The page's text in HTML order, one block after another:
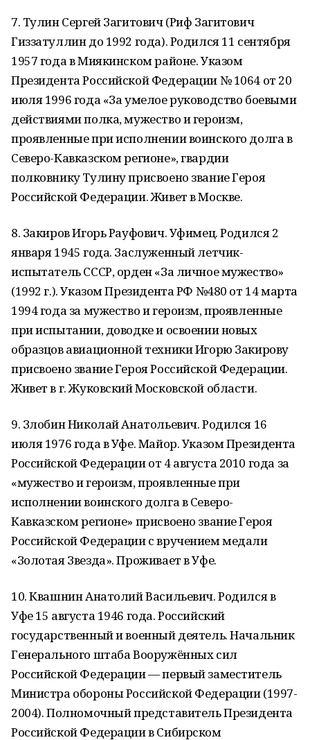
7. Тулин Сергей Загитович (Риф Загитович
Гиззатуллин до 1992 года). Родился 11 сентября
1957 года в Миякинском районе. Указом
Президента Российской Федерации № 1064 от 20
июля 1996 года «За умелое руководство боевыми
действиями полка, мужество и героизм,
проявленные при исполнении воинского долга в
Северо-Кавказском регионе», гвардии
полковнику Тулину присвоено звание Героя
Российской Федерации. Живет в Москве.
8. Закиров Игорь Рауфович. Уфимец. Родился 2
января 1945 года. Заслуженный летчик-
испытатель СССР, орден «За личное мужество»
(1992 г.). Указом Президента РФ №480 от 14 марта
1994 года за мужество и героизм, проявленные
при испытании, доводке и освоении новых
образцов авиационной техники Игорю Закирову
присвоено звание Героя Российской Федерации.
Живет в г. Жуковский Московской области.
9. Злобин Николай Анатольевич. Родился 16
июля 1976 года в Уфе. Майор. Указом Президента
Российской Федерации от 4 августа 2010 года за
«мужество и героизм, проявленные при
исполнении воинского долга в Северо-
Кавказском регионе» присвоено звание Героя
Российской Федерации с вручением медали
«Золотая Звезда». Проживает в Уфе.
10. Квашнин Анатолий Васильевич. Родился в
Уфе 15 августа 1946 года. Российский
государственный и военный деятель. Начальник
Генерального штаба Вооружённых сил
Российской Федерации — первый заместитель
Министра обороны Российской Федерации (1997-
2004). Полномочный представитель Президента
Российской Федерации в Сибирском